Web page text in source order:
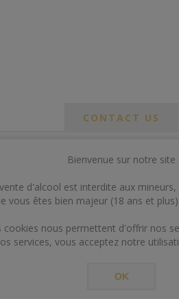
CONTACT US
Bienvenue sur notre site
d'alcool est interdite aux
vous êtes bien majeur (18 ans et
cookies nous permettent d'offrir nos
services, vous acceptez notre
OK